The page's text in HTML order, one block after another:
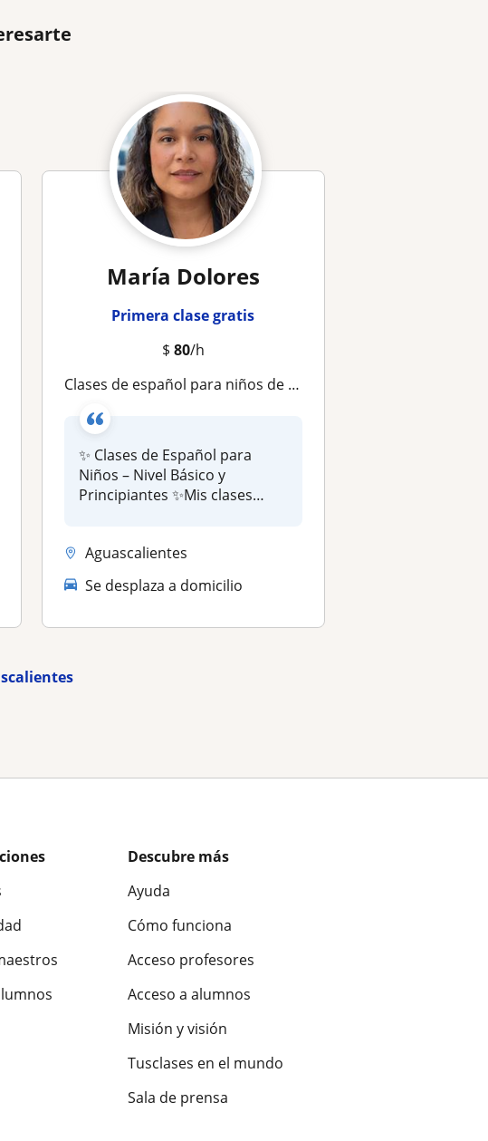
María Dolores
Primera clase gratis
$ 80/h
Clases de español para niños de nivel básico y principiante, con actividades divertidas, aprendizaje guiado y atención personaliza
✨ Clases de Español para
Niños – Nivel Básico y
Principiantes ✨Mis clases
Aguascalientes
Se desplaza a domicilio
Descubre más
Ayuda
Cómo funciona
Acceso profesores
Acceso a alumnos
Misión y visión
Tusclases en el mundo
Sala de prensa